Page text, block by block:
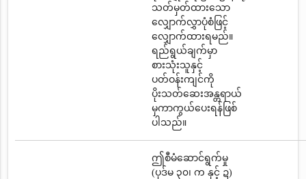
သတ်မှတ်ထားသော
လျှောက်လွှာပုံစံဖြင့်
လျှောက်ထားရမည်။
ရည်ရွယ်ချက်မှာ
စားသုံးသူနှင့်
ပတ်ဝန်းကျင်ကို
ပိုးသတ်ဆေးအန္တရာယ်
မှကာကွယ်ပေးရန်ဖြစ်
ပါသည်။
ဤစီမံဆောင်ရွက်မှု
(ပုဒ်မ ၃၀၊ က နှင့် ဍ)